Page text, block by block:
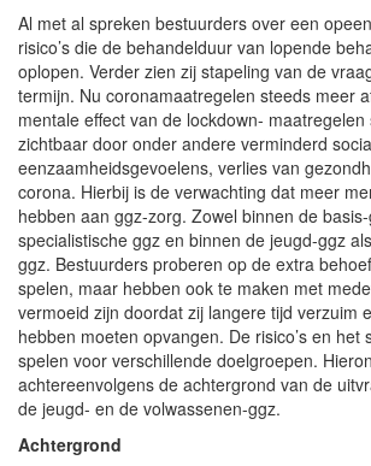
Al met al spreken bestuurders over een
risico’s die de behandelduur van lopende
oplopen. Verder zien zij stapeling van de
termijn. Nu coronamaatregelen steeds meer
mentale effect van de lockdown-
zichtbaar door onder andere verminderd
eenzaamheidsgevoelens, verlies van
corona. Hierbij is de verwachting dat meer
hebben aan ggz-zorg. Zowel binnen de
specialistische ggz en binnen de jeugd-ggz
ggz. Bestuurders proberen op de extra
spelen, maar hebben ook te maken met
vermoeid zijn doordat zij langere tijd verzuim
hebben moeten opvangen. De risico’s en het
spelen voor verschillende doelgroepen.
achtereenvolgens de achtergrond van de
de jeugd- en de volwassenen-ggz.
Achtergrond